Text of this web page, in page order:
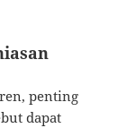
penting
dapat